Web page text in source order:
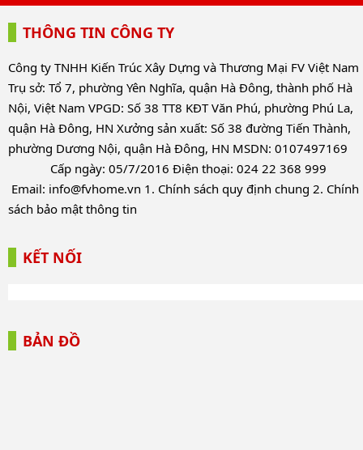
THÔNG TIN CÔNG TY
Công ty TNHH Kiến Trúc Xây Dựng và Thương Mại FV Việt Nam
Trụ sở: Tổ 7, phường Yên Nghĩa, quận Hà Đông, thành phố Hà
Nội, Việt Nam VPGD: Số 38 TT8 KĐT Văn Phú, phường Phú La,
quận Hà Đông, HN Xưởng sản xuất: Số 38 đường Tiến Thành,
phường Dương Nội, quận Hà Đông, HN MSDN: 0107497169
Cấp ngày: 05/7/2016 Điện thoại: 024 22 368 999
Email: info@fvhome.vn 1. Chính sách quy định chung 2. Chính
sách bảo mật thông tin
KẾT NỐI
BẢN ĐỒ